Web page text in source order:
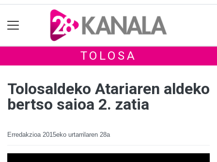
TOLOSA
Tolosaldeko Atariaren aldeko
bertso saioa 2. zatia
Erredakzioa 2015eko urtarrilaren 28a